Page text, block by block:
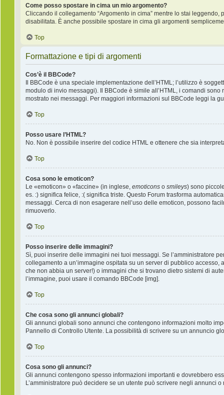
Come posso spostare in cima un mio argomento?
Cliccando il collegamento “Argomento in cima” mentre lo stai
disabilitata. È anche possibile spostare in cima gli argomenti
Top
Formattazione e tipi di argomenti
Cos’è il BBCode?
Il BBCode è una speciale implementazione dell’HTML; l’utilizzo è
modulo di invio messaggi). Il BBCode è simile all’HTML, i comandi
mostrato nei messaggi. Per maggiori informazioni sul BBCode leggi la
Top
Posso usare l’HTML?
No. Non è possibile inserire del codice HTML e ottenere che sia
Top
Cosa sono le emoticon?
Le «emoticon» o «faccine» (in inglese, emoticons o smileys) sono
es. :) significa felice, :( significa triste. Questo Forum trasforma
messaggi. Cerca di non esagerare nell’uso delle emoticon, possono
rimuoverlo.
Top
Posso inserire delle immagini?
Sì, puoi inserire delle immagini nei tuoi messaggi. Se l’amministratore
collegamento a un’immagine ospitata su un server di pubblico
che non abbia un server!) o immagini che si trovano dietro sistemi di
l’immagine, puoi usare il comando BBCode [img].
Top
Che cosa sono gli annunci globali?
Gli annunci globali sono annunci che contengono informazioni molto
Pannello di Controllo Utente. La possibilità di scrivere su un annuncio
Top
Cosa sono gli annunci?
Gli annunci contengono spesso informazioni importanti e dovrebbero
L’amministratore può decidere se un utente può scrivere negli annunci o